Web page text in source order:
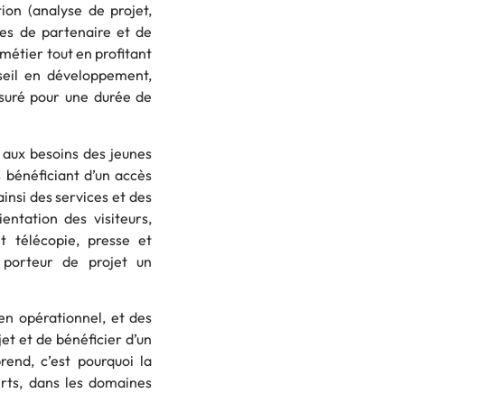
(analyse de projet,
de partenaire et de
tout en profitant
en développement,
pour une durée de
besoins des jeunes
d’un accès
des services et des
des visiteurs,
télécopie, presse et
porteur de projet un
opérationnel, et des
et de bénéficier d’un
c’est pourquoi la
dans les domaines